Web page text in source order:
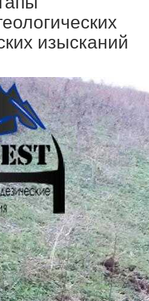
изысканий